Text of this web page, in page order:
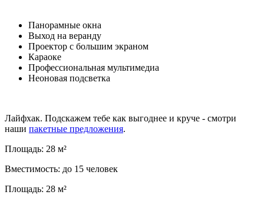
Панорамные окна
Выход на веранду
Проектор с большим экраном
Караоке
Профессиональная мультимедиа
Неоновая подсветка
Лайфхак. Подскажем тебе как выгоднее и круче - смотри
наши пакетные предложения.
Площадь: 28 м²
Вместимость: до 15 человек
Площадь: 28 м²